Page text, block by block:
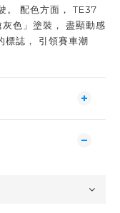
。 配色方面， TE37
色」塗裝， 盡顯動感
標誌， 引領賽車潮